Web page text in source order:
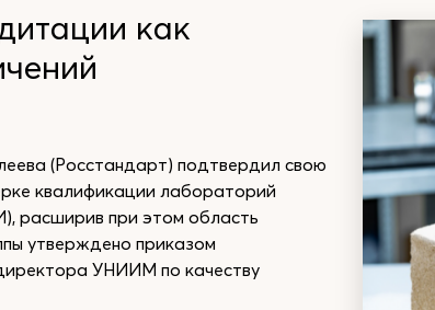
как
(Росстандарт) подтвердил свою
квалификации лабораторий
расширив при этом область
утверждено приказом
УНИИМ по качеству